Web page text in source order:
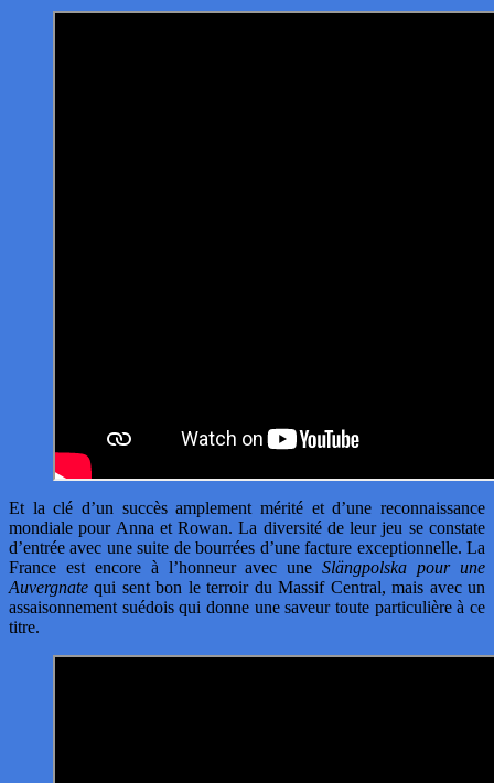
Et la clé d’un succès amplement mérité et d’une reconnaissance
mondiale pour Anna et Rowan. La diversité de leur jeu se constate
d’entrée avec une suite de bourrées d’une facture exceptionnelle. La
France est encore à l’honneur avec une Slängpolska pour une
Auvergnate qui sent bon le terroir du Massif Central, mais avec un
assaisonnement suédois qui donne une saveur toute particulière à ce
titre.